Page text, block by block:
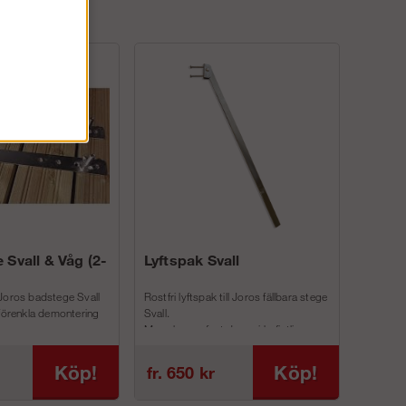
Svall & Våg (2-
badstege Svall
demontering
Köp!
Lyftspak Svall
Rostfri lyftspak till Joros fällbara stege
Svall.
Man skruvar fast denna i befintliga
fr. 650 kr Köp!